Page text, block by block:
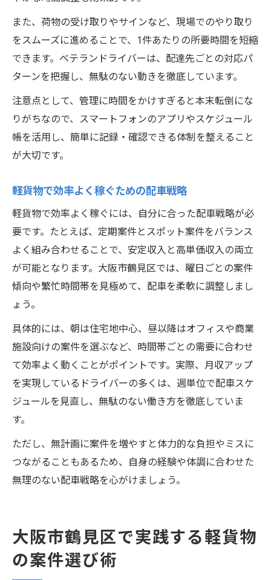
また、荷物の受け取りやサインなど、現場でのやり取り
をスムーズに進めることで、1件あたりの所要時間を短縮
できます。ベテランドライバーは、配達先ごとの対応パ
ターンを把握し、無駄のない動きを徹底しています。
注意点として、管理に時間をかけすぎると本末転倒にな
りがちなので、スマートフォンのアプリやスケジュール
帳を活用し、簡単に記録・確認できる体制を整えること
が大切です。
軽貨物で効率よく稼ぐための配車戦略
軽貨物で効率よく稼ぐには、自分に合った配車戦略が必
要です。たとえば、定期案件とスポット案件をバランス
よく組み合わせることで、安定収入と高単価収入の両立
が可能となります。大阪市鶴見区では、曜日ごとの案件
傾向や繁忙時間帯を見極めて、配車を柔軟に調整しまし
ょう。
具体的には、朝は住宅地中心、昼以降はオフィスや商業
施設向けの案件を選ぶなど、時間帯ごとの需要に合わせ
て効率よく動くことがポイントです。実際、月収アップ
を実現しているドライバーの多くは、週単位で配車スケ
ジュールを見直し、無駄のない働き方を徹底していま
す。
ただし、無計画に案件を増やすと体力的な負担やミスに
つながることもあるため、自身の経験や体調に合わせた
無理のない配車戦略を心がけましょう。
大阪市鶴見区で実践する軽貨物
の案件選び術